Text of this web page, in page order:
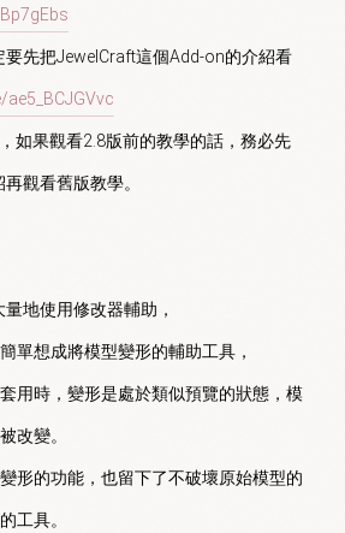
要先把JewelCraft這個Add-on的介紹看
如果觀看2.8版前的教學的話，務必先
觀看舊版教學。
地使用修改器輔助，
單想成將模型變形的輔助工具，
用時，變形是處於類似預覽的狀態，模
改變。
形的功能，也留下了不破壞原始模型的
工具。